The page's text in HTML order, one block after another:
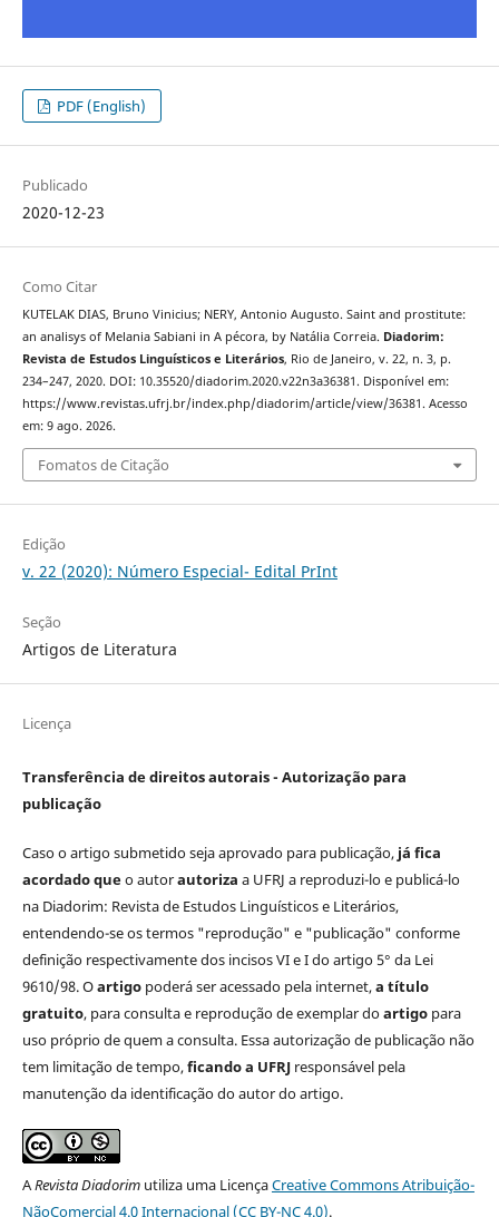
PDF (English)
Publicado
2020-12-23
Como Citar
KUTELAK DIAS, Bruno Vinicius; NERY, Antonio Augusto. Saint and prostitute:
an analisys of Melania Sabiani in A pécora, by Natália Correia. Diadorim:
Revista de Estudos Linguísticos e Literários, Rio de Janeiro, v. 22, n. 3, p.
234–247, 2020. DOI: 10.35520/diadorim.2020.v22n3a36381. Disponível em:
https://www.revistas.ufrj.br/index.php/diadorim/article/view/36381. Acesso
em: 9 ago. 2026.
Fomatos de Citação
Edição
v. 22 (2020): Número Especial- Edital PrInt
Seção
Artigos de Literatura
Licença
Transferência de direitos autorais - Autorização para
publicação
Caso o artigo submetido seja aprovado para publicação, já fica
acordado queo autorautoriza a UFRJ a reproduzi-lo e publicá-lo
na Diadorim: Revista de Estudos Linguísticos e Literários,
entendendo-se os termos "reprodução" e "publicação" conforme
definição respectivamente dos incisos VI e I do artigo 5° da Lei
9610/98. Oartigopoderá ser acessado pela internet,a título
gratuito, para consulta e reprodução de exemplar doartigopara
uso próprio de quem a consulta. Essa autorização de publicação não
tem limitação de tempo,ficando a UFRJresponsável pela
manutenção da identificação do autor do artigo.
ARevista Diadorimutiliza uma LicençaCreative Commons Atribuição-
NãoComercial 4.0 Internacional (CC BY-NC 4.0).